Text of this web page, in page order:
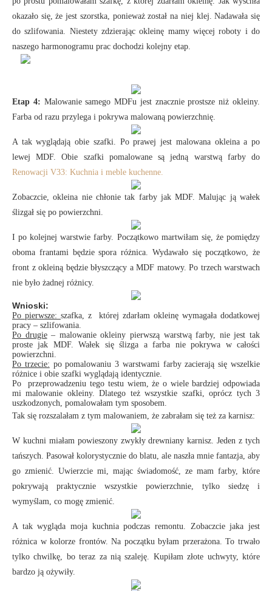
okazało się, że jest szorstka, ponieważ został na niej klej. Nadawała się
do szlifowania. Niestety zdzierając okleinę mamy więcej roboty i do
naszego harmonogramu prac dochodzi kolejny etap.
Etap 4: Malowanie samego MDFu jest znacznie prostsze niż okleiny.
Farba od razu przylega i pokrywa malowaną powierzchnię.
A tak wyglądają obie szafki. Po prawej jest malowana okleina a po
lewej MDF. Obie szafki pomalowane są jedną warstwą farby do
Renowacji V33: Kuchnia i meble kuchenne.
Zobaczcie, okleina nie chłonie tak farby jak MDF. Malując ją wałek
ślizgał się po powierzchni.
I po kolejnej warstwie farby. Początkowo martwiłam się, że pomiędzy
oboma frantami będzie spora różnica. Wydawało się początkowo, że
front z okleiną będzie błyszczący a MDF matowy. Po trzech warstwach
nie było żadnej różnicy.
Wnioski:
Po pierwsze: szafka, z której zdarłam okleinę wymagała dodatkowej
pracy – szlifowania.
Po drugie– malowanie okleiny pierwszą warstwą farby, nie jest tak
proste jak MDF. Wałek się ślizga a farba nie pokrywa w całości
powierzchni.
Po trzecie: po pomalowaniu 3 warstwami farby zacierają się wszelkie
różnice i obie szafki wyglądają identycznie.
Po przeprowadzeniu tego testu wiem, że o wiele bardziej odpowiada
mi malowanie okleiny. Dlatego też wszystkie szafki, oprócz tych 3
uszkodzonych, pomalowałam tym sposobem.
Tak się rozszalałam z tym malowaniem, że zabrałam się też za karnisz:
W kuchni miałam powieszony zwykły drewniany karnisz. Jeden z tych
tańszych. Pasował kolorystycznie do blatu, ale naszła mnie fantazja, aby
go zmienić. Uwierzcie mi, mając świadomość, ze mam farby, które
pokrywają praktycznie wszystkie powierzchnie, tylko siedzę i
wymyślam, co mogę zmienić.
A tak wygląda moja kuchnia podczas remontu. Zobaczcie jaka jest
różnica w kolorze frontów. Na początku byłam przerażona. To trwało
tylko chwilkę, bo teraz za nią szaleję. Kupiłam złote uchwyty, które
bardzo ją ożywiły.